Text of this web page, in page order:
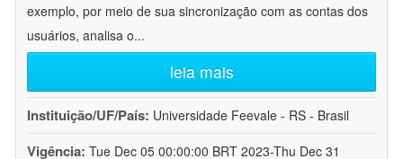
exemplo, por meio de sua sincronização com as contas dos
usuários, analisa o...
leia mais
Instituição/UF/País: Universidade Feevale - RS - Brasil
Vigência: Tue Dec 05 00:00:00 BRT 2023-Thu Dec 31